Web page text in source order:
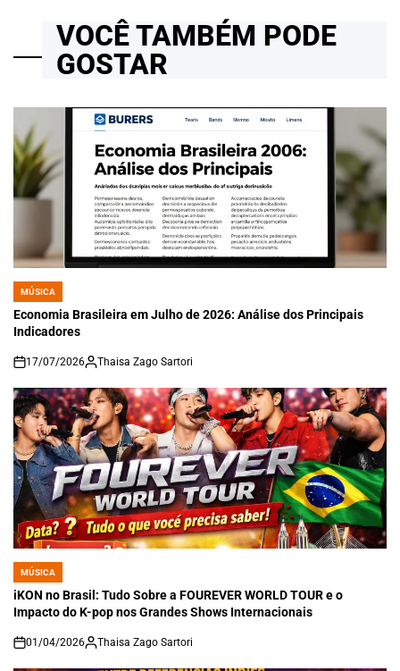
VOCÊ TAMBÉM PODE
GOSTAR
POSTED
IN
MÚSICA
Economia Brasileira em Julho de 2026: Análise dos Principais
Indicadores
on
17/07/2026 Thaisa Zago Sartori
POSTED
IN
MÚSICA
iKON no Brasil: Tudo Sobre a FOUREVER WORLD TOUR e o
Impacto do K-pop nos Grandes Shows Internacionais
on
01/04/2026 Thaisa Zago Sartori